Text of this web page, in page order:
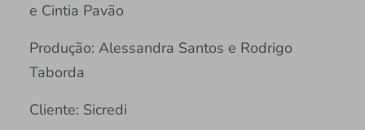
e Cintia Pavão
Produção: Alessandra Santos e Rodrigo
Taborda
Cliente: Sicredi